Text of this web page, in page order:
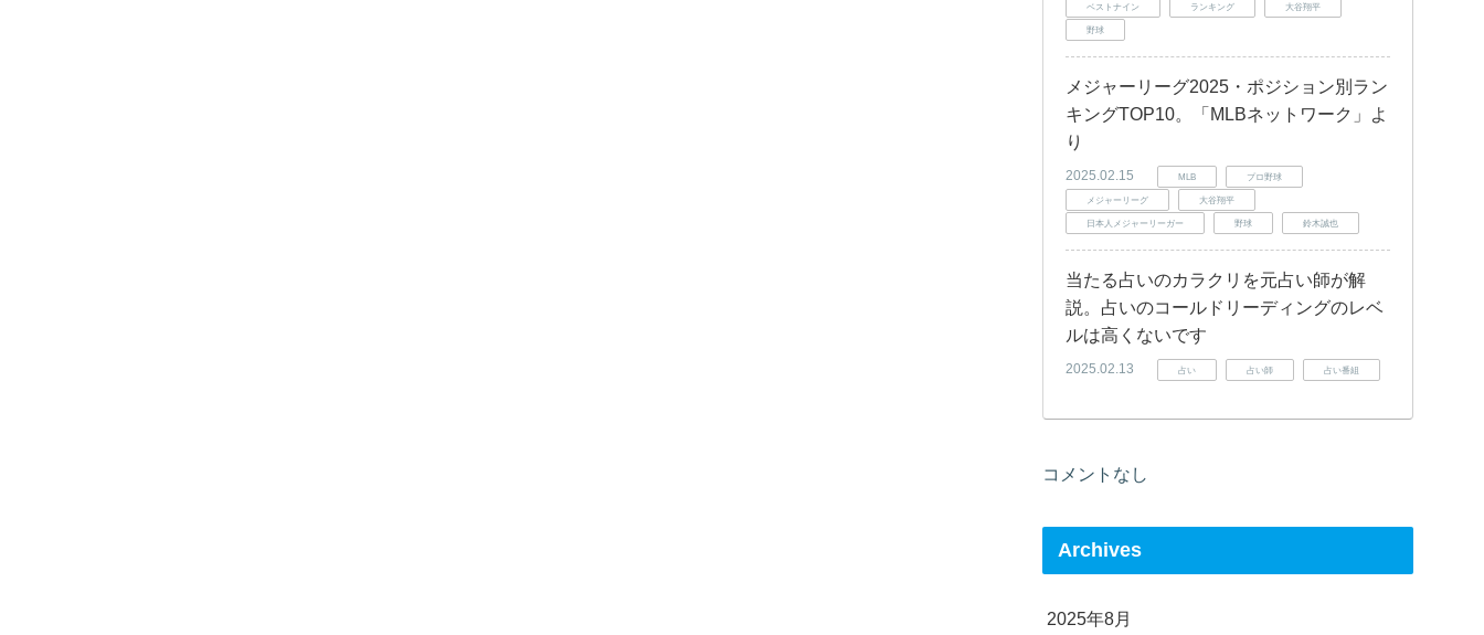
ベストナイン ランキング 大谷翔平
野球
メジャーリーグ2025・ポジション別ラン
キングTOP10。「MLBネットワーク」よ
り
2025.02.15 MLB プロ野球
メジャーリーグ 大谷翔平
日本人メジャーリーガー 野球 鈴木誠也
当たる占いのカラクリを元占い師が解
説。占いのコールドリーディングのレベ
ルは高くないです
2025.02.13 占い 占い師 占い番組
コメントなし
Archives
2025年8月